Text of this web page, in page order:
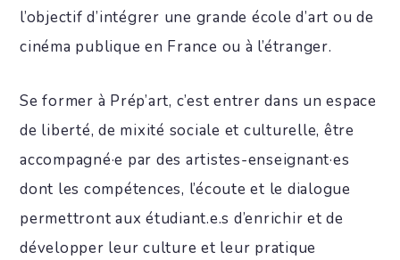
l’objectif d’intégrer une grande école d’art ou de
cinéma publique en France ou à l’étranger.
Se former à Prép’art, c’est entrer dans un espace
de liberté, de mixité sociale et culturelle, être
accompagné·e par des artistes-enseignant·es
dont les compétences, l’écoute et le dialogue
permettront aux étudiant.e.s d’enrichir et de
développer leur culture et leur pratique